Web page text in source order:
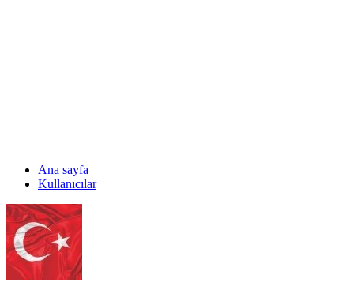
Ana sayfa
Kullanıcılar